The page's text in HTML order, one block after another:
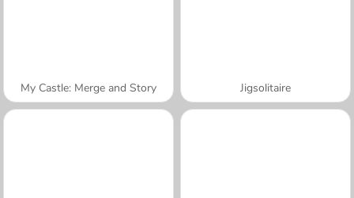
My Castle: Merge and Story Jigsolitaire